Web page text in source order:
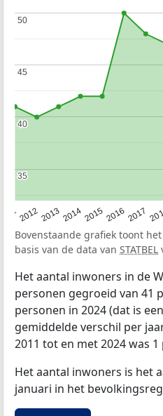
201220132014201520162017
35
35
40
40
45
45
50
50
Bovenstaande grafiek toont
basis van de data van STATBEL
Het aantal inwoners in de
personen gegroeid van 41
personen in 2024 (dat is
gemiddelde verschil per
2011 tot en met 2024 was 1
Het aantal inwoners is het
januari in het